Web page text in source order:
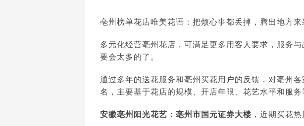
亳州榜单花店唯美花语：把烦心事都丢掉，腾出地方来
多元化经营亳州花店，可满足更多用客人要求，服务
要会太多的了。
通过多年的送花服务和亳州买花用户的反馈，对亳州
名，主要基于花店的规模、开店年限、花艺水平和服务
安徽亳州阳光花艺：亳州市国元证券大楼 ，近期买花